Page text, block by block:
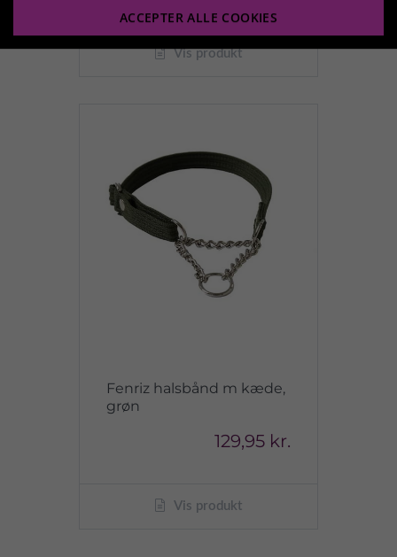
Vis produkt
Fenriz halsbånd m kæde,
grøn
129,95 kr.
Vis produkt
ACCEPTER ALLE COOKIES